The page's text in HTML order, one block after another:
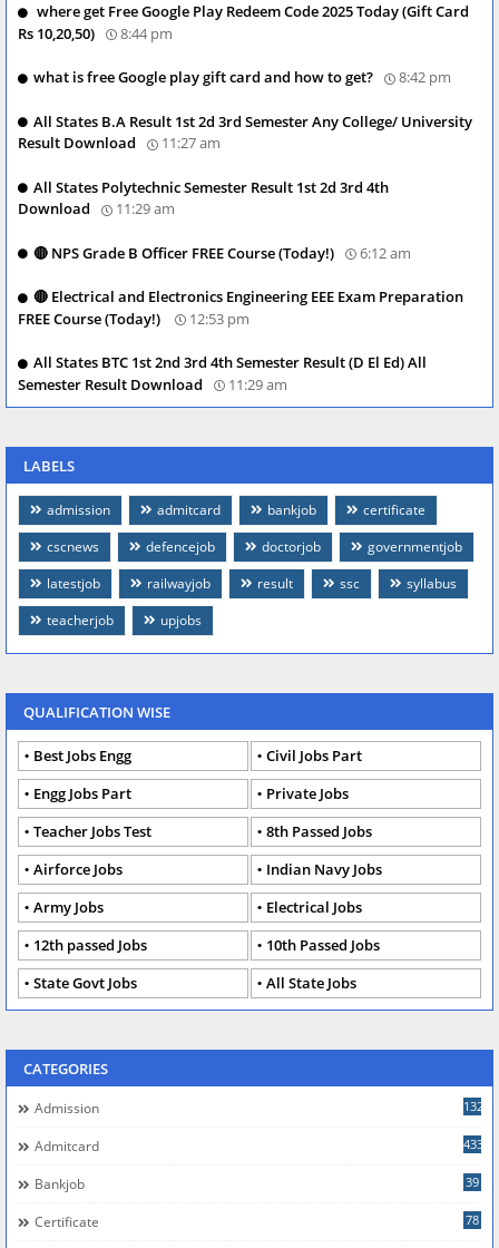
where get Free Google Play Redeem Code 2025 Today (Gift Card
Rs 10,20,50)
8:44 pm
what is free Google play gift card and how to get? 8:42 pm
All States B.A Result 1st 2d 3rd Semester Any College/ University
Result Download
11:27 am
All States Polytechnic Semester Result 1st 2d 3rd 4th
Download
11:29 am
🔴 NPS Grade B Officer FREE Course (Today!) 6:12 am
🔴 Electrical and Electronics Engineering EEE Exam Preparation
FREE Course (Today!)
12:53 pm
All States BTC 1st 2nd 3rd 4th Semester Result (D El Ed) All
Semester Result Download
11:29 am
LABELS
admission admitcard bankjob
certificate
cscnews
defencejob doctorjob
governmentjob
latestjob
railwayjob result ssc
syllabus
teacherjob
upjobs
QUALIFICATION WISE
Best Jobs Engg
Civil Jobs Part
Engg Jobs Part
Private Jobs
Teacher Jobs Test
8th Passed Jobs
Airforce Jobs
Indian Navy Jobs
Army Jobs
Electrical Jobs
12th passed Jobs
10th Passed Jobs
State Govt Jobs
All State Jobs
CATEGORIES
Admission 132
Admitcard 433
Bankjob 39
Certificate 78